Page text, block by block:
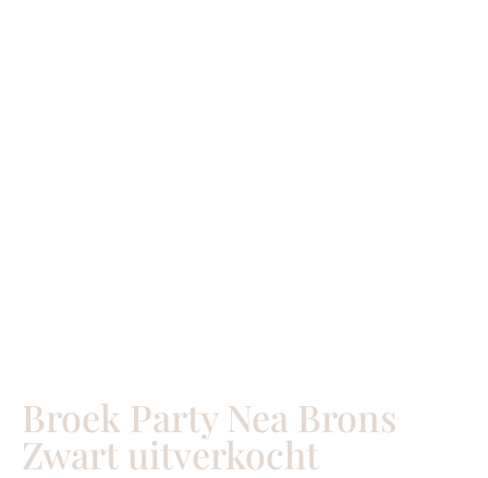
Broek Party Nea Brons
Zwart uitverkocht